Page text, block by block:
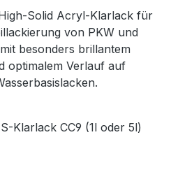
Solid Acryl-Klarlack für
von PKW und
besonders brillantem
optimalem Verlauf auf